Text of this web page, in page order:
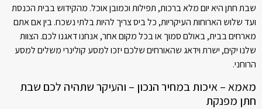
שבת חתן היא יום מלא ברכות, תפילות וכמובן אוכל. מהקידוש בבית הכנסת
ועד שלוש הארוחות העיקריות, כל ביס צריך להיות בלתי נשכח. בין אם אתם
מארחים בבית, באולם סמוך או בכל מקום אחר, אנחנו דאגנו לכם. הצוות
שלנו יקים, ישרת וידאג שהאורחים שלכם יזכו למסע קולינרי משלים למסע
הרוחני.
מאמא – איכות במחיר הנכון – והעיקר שתהיה לכם שבת
חתן מפנקת